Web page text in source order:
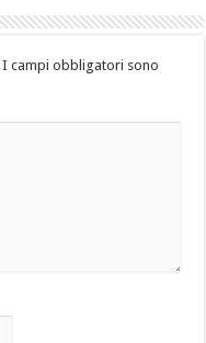
I campi obbligatori sono